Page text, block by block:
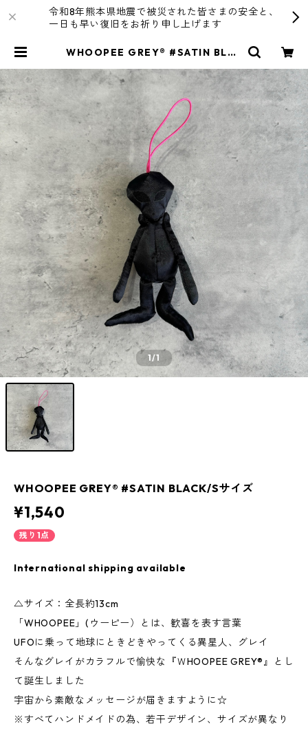
令和8年熊本県地震で被災された皆さまの安全と、
一日も早い復旧をお祈り申し上げます
WHOOPEE GREY® #SATIN BLAC
1/1
WHOOPEE GREY® #SATIN BLACK/Sサイズ
¥1,540
残り1点
International shipping available
△サイズ：全長約13cm
「WHOOPEE」(ウーピー）とは、歓喜を表す言葉
UFOに乗って地球にときどきやってくる異星人、グレイ
そんなグレイがカラフルで愉快な『ＷHOOPEE GREY®』とし
て誕生しました
宇宙から素敵なメッセージが届きますように☆
※すべてハンドメイドの為、若干デザイン、サイズが異なり